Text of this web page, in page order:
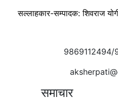
सल्लाहकार-सम्पादक: शिवराज
9869112494/
समाचार